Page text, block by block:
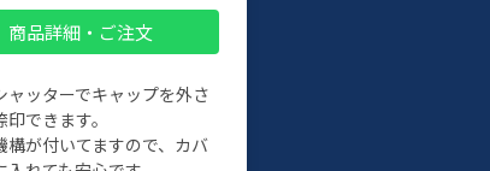
商品詳細・ご注文
ャッターでキャップを外さ
できます。
構が付いてますので、カバ